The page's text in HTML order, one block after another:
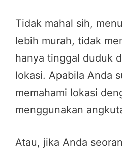
Tidak mahal sih,
lebih murah, tidak
hanya tinggal duduk
lokasi. Apabila Anda
memahami lokasi
menggunakan
Atau, jika Anda